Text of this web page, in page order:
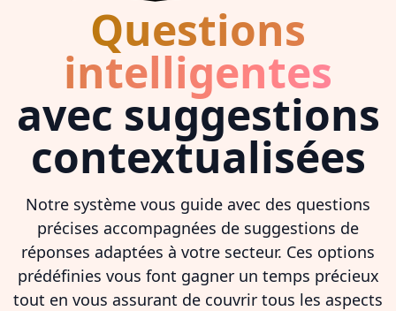
Questions
intelligentes
avec suggestions
contextualisées
Notre système vous guide avec des questions
précises accompagnées de suggestions de
réponses adaptées à votre secteur. Ces options
prédéfinies vous font gagner un temps précieux
tout en vous assurant de couvrir tous les aspects